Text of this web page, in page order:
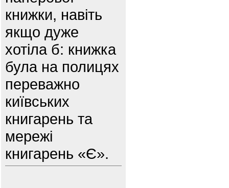
книжки, навіть
якщо дуже
хотіла б: книжка
була на полицях
переважно
київських
книгарень та
мережі
книгарень «Є».